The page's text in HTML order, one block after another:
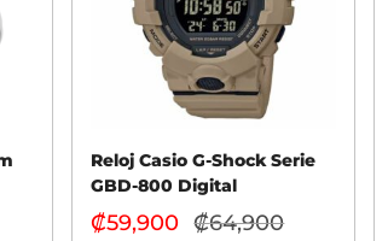
Reloj Casio G-Shock Serie
GBD-800 Digital
₡59,900 ₡64,900